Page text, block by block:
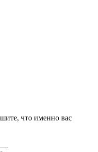
что именно вас